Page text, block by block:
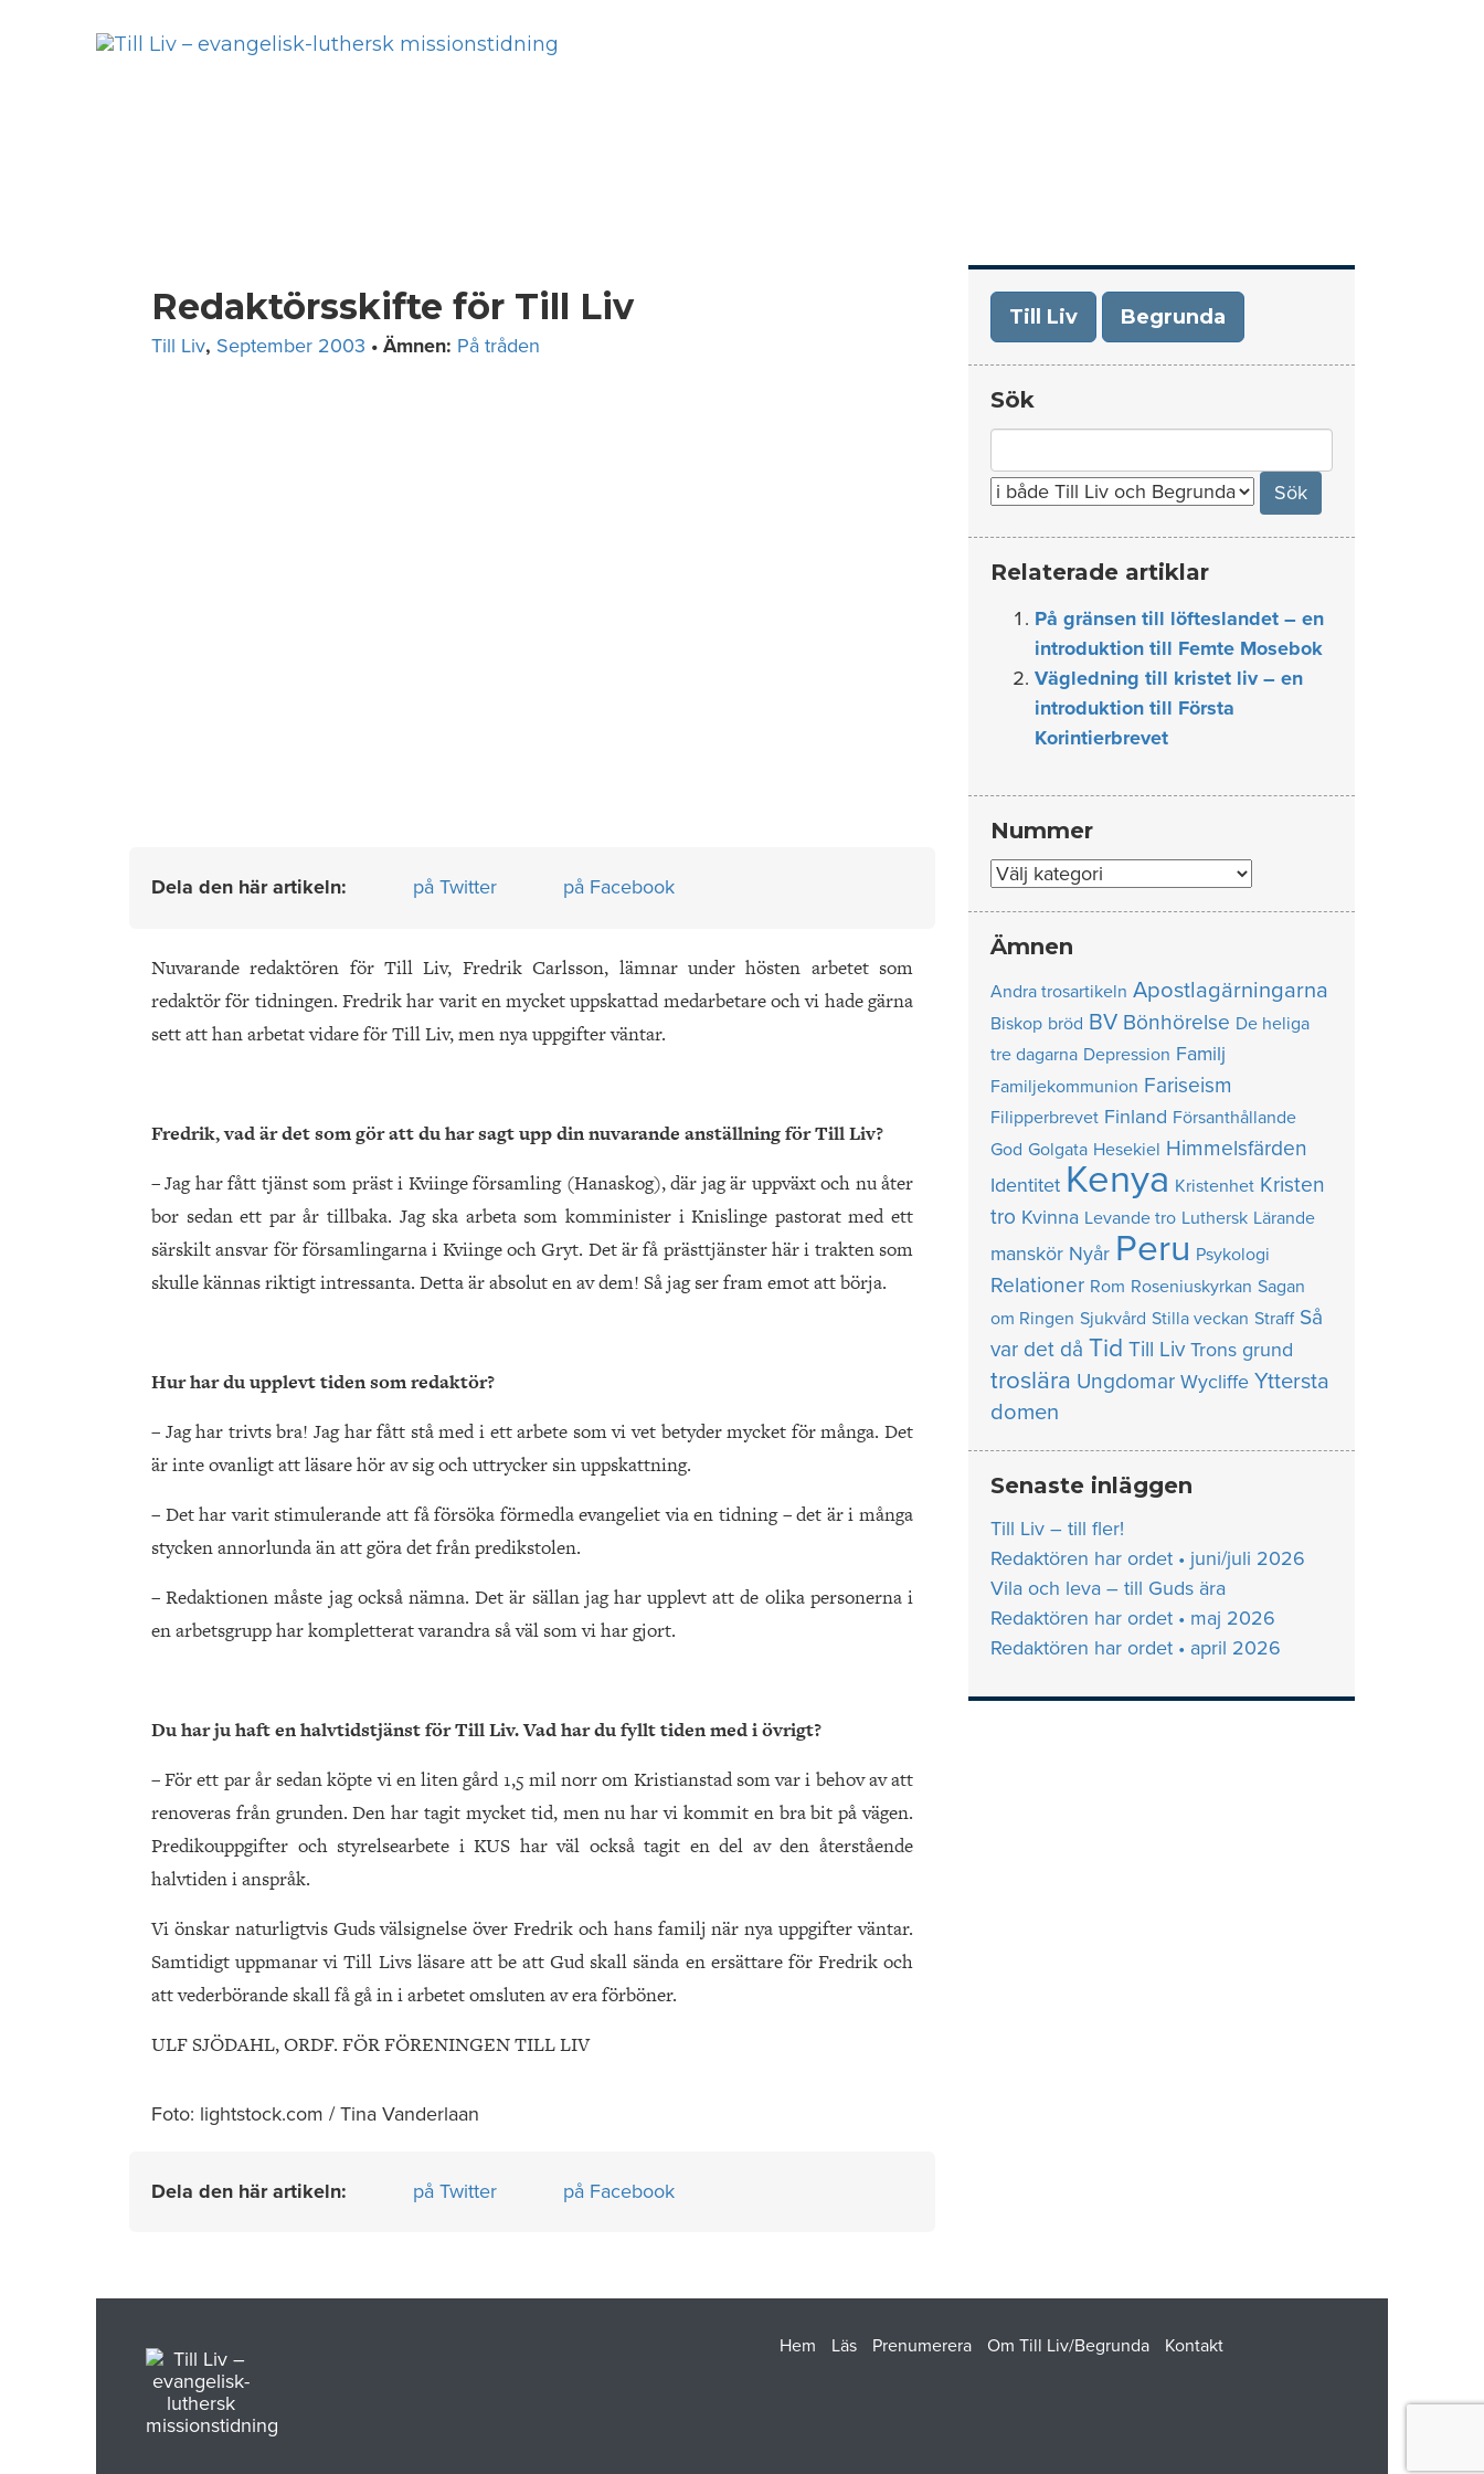
Redaktörsskifte för Till Liv
Till Liv, September 2003 • Ämnen: På tråden
Dela den här artikeln: på Twitter på Facebook
Nuvarande redaktören för Till Liv, Fredrik Carlsson, lämnar under hösten arbetet som
redaktör för tidningen. Fredrik har varit en mycket uppskattad medarbetare och vi hade gärna
sett att han arbetat vidare för Till Liv, men nya uppgifter väntar.
Fredrik, vad är det som gör att du har sagt upp din nuvarande anställning för Till Liv?
– Jag har fått tjänst som präst i Kviinge församling (Hanaskog), där jag är uppväxt och nu åter
bor sedan ett par år tillbaka. Jag ska arbeta som komminister i Knislinge pastorat med ett
särskilt ansvar för församlingarna i Kviinge och Gryt. Det är få prästtjänster här i trakten som
skulle kännas riktigt intressanta. Detta är absolut en av dem! Så jag ser fram emot att börja.
Hur har du upplevt tiden som redaktör?
– Jag har trivts bra! Jag har fått stå med i ett arbete som vi vet betyder mycket för många. Det
är inte ovanligt att läsare hör av sig och uttrycker sin uppskattning.
– Det har varit stimulerande att få försöka förmedla evangeliet via en tidning – det är i många
stycken annorlunda än att göra det från predikstolen.
– Redaktionen måste jag också nämna. Det är sällan jag har upplevt att de olika personerna i
en arbetsgrupp har kompletterat varandra så väl som vi har gjort.
Du har ju haft en halvtidstjänst för Till Liv. Vad har du fyllt tiden med i övrigt?
– För ett par år sedan köpte vi en liten gård 1,5 mil norr om Kristianstad som var i behov av att
renoveras från grunden. Den har tagit mycket tid, men nu har vi kommit en bra bit på vägen.
Predikouppgifter och styrelsearbete i KUS har väl också tagit en del av den återstående
halvtiden i anspråk.
Vi önskar naturligtvis Guds välsignelse över Fredrik och hans familj när nya uppgifter väntar.
Samtidigt uppmanar vi Till Livs läsare att be att Gud skall sända en ersättare för Fredrik och
att vederbörande skall få gå in i arbetet omsluten av era förböner.
ULF SJÖDAHL, ORDF. FÖR FÖRENINGEN TILL LIV
Foto: lightstock.com / Tina Vanderlaan
Dela den här artikeln: på Twitter på Facebook
Till Liv Begrunda
Sök
for:
Relaterade artiklar
På gränsen till löfteslandet – en
introduktion till Femte Mosebok
Vägledning till kristet liv – en
introduktion till Första
Korintierbrevet
Nummer
Nummer
Ämnen
Andra trosartikeln Apostlagärningarna
Biskop bröd BV Bönhörelse De heliga
tre dagarna Depression Familj
Familjekommunion Fariseism
Filipperbrevet Finland Försanthållande
God Golgata Hesekiel Himmelsfärden
Identitet Kenya Kristenhet Kristen
tro Kvinna Levande tro Luthersk Lärande
manskör Nyår Peru Psykologi
Relationer Rom Roseniuskyrkan Sagan
om Ringen Sjukvård Stilla veckan Straff Så
var det då Tid Till Liv Trons grund
troslära Ungdomar Wycliffe Yttersta
domen
Senaste inläggen
Till Liv – till fler!
Redaktören har ordet • juni/juli 2026
Vila och leva – till Guds ära
Redaktören har ordet • maj 2026
Redaktören har ordet • april 2026
Hem Läs Prenumerera Om Till Liv/Begrunda Kontakt